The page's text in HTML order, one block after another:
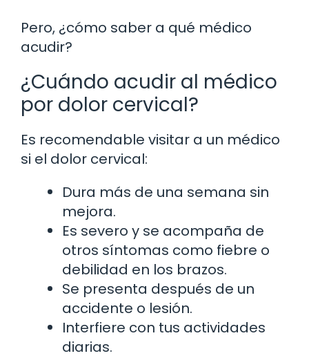
Pero, ¿cómo saber a qué médico
acudir?
¿Cuándo acudir al médico
por dolor cervical?
Es recomendable visitar a un médico
si el dolor cervical:
Dura más de una semana sin
mejora.
Es severo y se acompaña de
otros síntomas como fiebre o
debilidad en los brazos.
Se presenta después de un
accidente o lesión.
Interfiere con tus actividades
diarias.